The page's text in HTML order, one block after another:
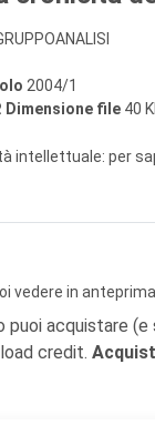
2004/1
Dimensione file 40
intellettuale: per
vedere in
acquistare
credit.